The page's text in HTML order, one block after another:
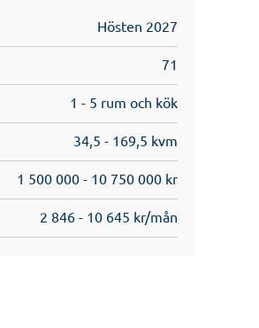
Hösten 2027
71
1 - 5 rum och kök
34,5 - 169,5 kvm
1 500 000 - 10 750 000 kr
2 846 - 10 645 kr/mån